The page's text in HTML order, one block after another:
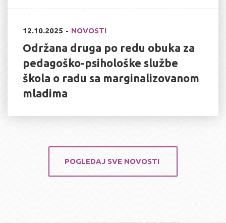
12.10.2025 NOVOSTI
Održana druga po redu obuka za
pedagoško-psihološke službe
škola o radu sa marginalizovanom
mladima
POGLEDAJ SVE NOVOSTI